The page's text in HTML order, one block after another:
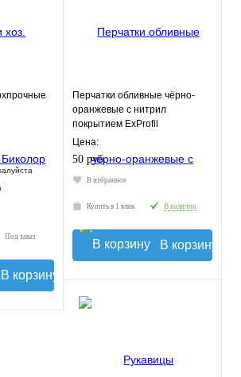
Под заказ
В корзину
Перчатки обливные чёрно-
оранжевые с нитрил
покрытием ExProfil
Цена:
50 руб.
В избранное
Купить в 1 клик В наличии
В корзину